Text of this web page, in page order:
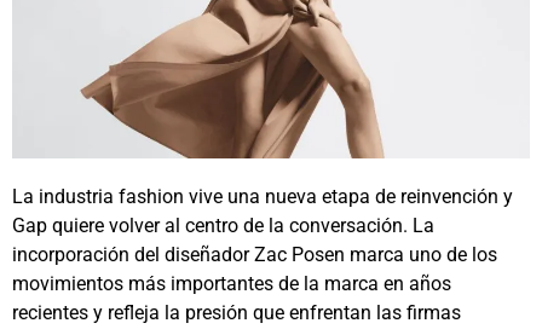
La industria fashion vive una nueva etapa de reinvención y
Gap quiere volver al centro de la conversación. La
incorporación del diseñadorZac Posen marca uno de los
movimientos más importantes de la marca en años
recientes y refleja la presión que enfrentan las firmas